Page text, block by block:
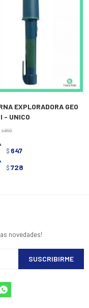
EXPLORADORA GEO
- UNICO
$ 899
$ 647
$ 728
novedades!
SUSCRIBIRME
